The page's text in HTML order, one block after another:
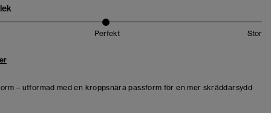
Perfekt Stor
– utformad med en kroppsnära passform för en mer skräddarsydd